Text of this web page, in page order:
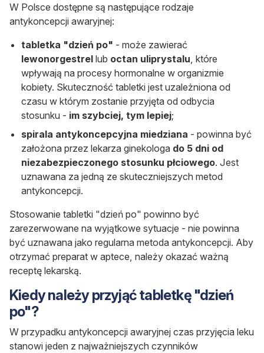
W Polsce dostępne są następujące rodzaje
antykoncepcji awaryjnej:
tabletka "dzień po" - może zawierać
lewonorgestrel lub octan uliprystalu , które
wpływają na procesy hormonalne w organizmie
kobiety. Skuteczność tabletki jest uzależniona od
czasu w którym zostanie przyjęta od odbycia
stosunku - im szybciej, tym lepiej;
spirala antykoncepcyjna miedziana - powinna być
założona przez lekarza ginekologa do 5 dni od
niezabezpieczonego stosunku płciowego. Jest
uznawana za jedną ze skuteczniejszych metod
antykoncepcji.
Stosowanie tabletki "dzień po" powinno być
zarezerwowane na wyjątkowe sytuacje - nie powinna
być uznawana jako regularna metoda antykoncepcji. Aby
otrzymać preparat w aptece, należy okazać ważną
receptę lekarską.
Kiedy należy przyjąć tabletkę "dzień
po"?
W przypadku antykoncepcji awaryjnej czas przyjęcia leku
stanowi jeden z najważniejszych czynników